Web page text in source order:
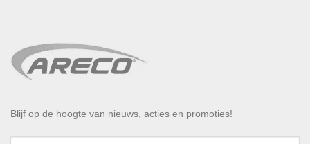
Blijf op de hoogte van nieuws, acties en promoties!